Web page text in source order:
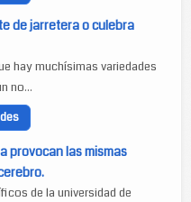
de jarretera o culebra
hay muchísimas variedades
no...
provocan las mismas
de la universidad de